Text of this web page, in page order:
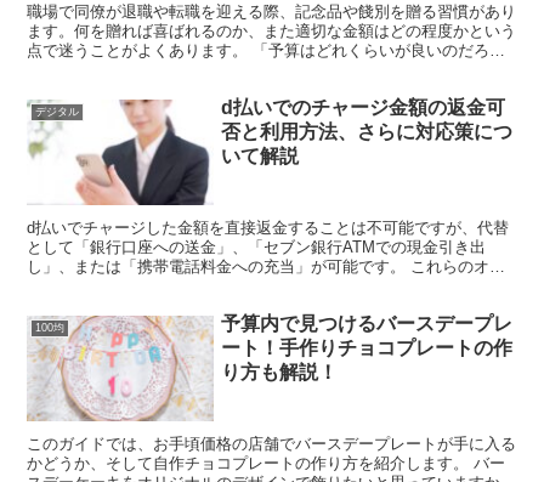
職場で同僚が退職や転職を迎える際、記念品や餞別を贈る習慣があり
ます。何を贈れば喜ばれるのか、また適切な金額はどの程度かという
点で迷うことがよくあります。 「予算はどれくらいが良いのだろう
デジタル
d払いでのチャージ金額の返金可
否と利用方法、さらに対応策につ
いて解説
d払いでチャージした金額を直接返金することは不可能ですが、代替
として「銀行口座への送金」、「セブン銀行ATMでの現金引き出
し」、または「携帯電話料金への充当」が可能です。 これらのオプ
100均
予算内で見つけるバースデープレ
ート！手作りチョコプレートの作
り方も解説！
このガイドでは、お手頃価格の店舗でバースデープレートが手に入る
かどうか、そして自作チョコプレートの作り方を紹介します。 バー